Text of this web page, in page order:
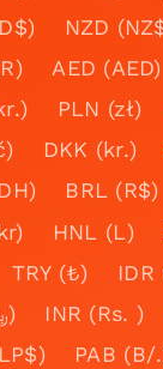
NZD
AED (AED)
PLN (zł)
DKK (kr.)
BRL (R$)
HNL (L)
TRY (₺) IDR
IRR (﷼)
INR (Rs. )
PAB (B/